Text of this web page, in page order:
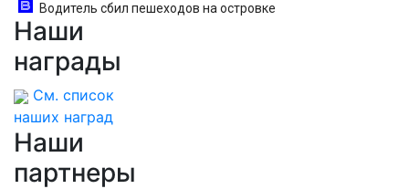
Водитель сбил пешеходов на островке
безопасности в Омске, пострадали 8 человек -
Наши
награды
См. список
наших наград
Наши
партнеры